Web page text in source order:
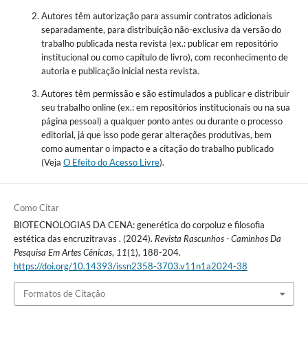
Autores têm autorização para assumir contratos adicionais
separadamente, para distribuição não-exclusiva da versão do
trabalho publicada nesta revista (ex.: publicar em repositório
institucional ou como capítulo de livro), com reconhecimento de
autoria e publicação inicial nesta revista.
Autores têm permissão e são estimulados a publicar e distribuir
seu trabalho online (ex.: em repositórios institucionais ou na sua
página pessoal) a qualquer ponto antes ou durante o processo
editorial, já que isso pode gerar alterações produtivas, bem
como aumentar o impacto e a citação do trabalho publicado
(Veja O Efeito do Acesso Livre).
Como Citar
BIOTECNOLOGIAS DA CENA: generética do corpoluz e filosofia
estética das encruzitravas . (2024). Revista Rascunhos - Caminhos Da
Pesquisa Em Artes Cênicas, 11(1), 188-204.
https://doi.org/10.14393/issn2358-3703.v11n1a2024-38
Formatos de Citação